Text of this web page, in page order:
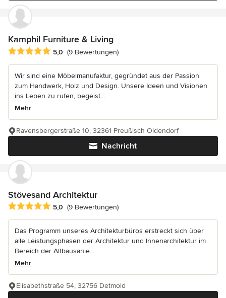
Kamphil Furniture & Living
Durchschnittliche Bewertung: 5 von 5 Sternen
5,0 (9 Bewertungen)
Wir sind eine Möbelmanufaktur, gegründet aus der Passion
zum Handwerk, Holz und Design. Unsere Ideen und Visionen
ins Leben zu rufen, begeist...
Mehr
Nachricht
Ravensbergerstraße 10, 32361 Preußisch Oldendorf
Stövesand Architektur
Durchschnittliche Bewertung: 5 von 5 Sternen
5,0 (9 Bewertungen)
Das Programm unseres Architekturbüros erstreckt sich über
alle Leistungsphasen der Architektur und Innenarchitektur im
Bereich der Altbausanie...
Mehr
Elisabethstraße 54, 32756 Detmold